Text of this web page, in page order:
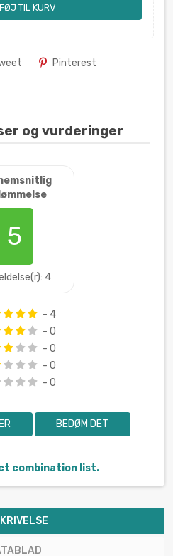
TIL KURV
Pinterest
og vurderinger
5
4
- 4
- 0
- 0
- 0
- 0
BEDØM DET
combination list.